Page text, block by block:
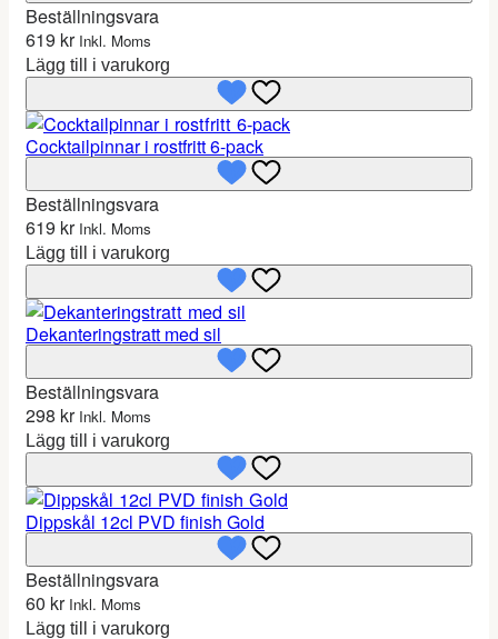
Beställningsvara
619 kr Inkl. Moms
Lägg till i varukorg
Cocktailpinnar i rostfritt 6-pack
Beställningsvara
619 kr Inkl. Moms
Lägg till i varukorg
Dekanteringstratt med sil
Beställningsvara
298 kr Inkl. Moms
Lägg till i varukorg
Dippskål 12cl PVD finish Gold
Beställningsvara
60 kr Inkl. Moms
Lägg till i varukorg